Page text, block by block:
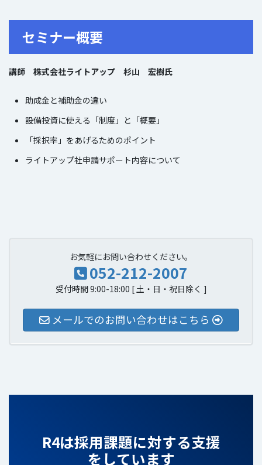
セミナー概要
講師 株式会社ライトアップ 杉山 宏樹氏
助成金と補助金の違い
設備投資に使える「制度」と「概要」
「採択率」をあげるためのポイント
ライトアップ社申請サポート内容について
お気軽にお問い合わせください。
052-212-2007
受付時間 9:00-18:00 [ 土・日・祝日除く ]
メールでのお問い合わせはこちら
R4は採用課題に対する支援
をしています